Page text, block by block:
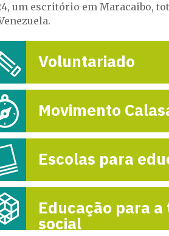
um escritório em Maracaibo,
Voluntariado
Movimento
Escolas para
Educação para
social